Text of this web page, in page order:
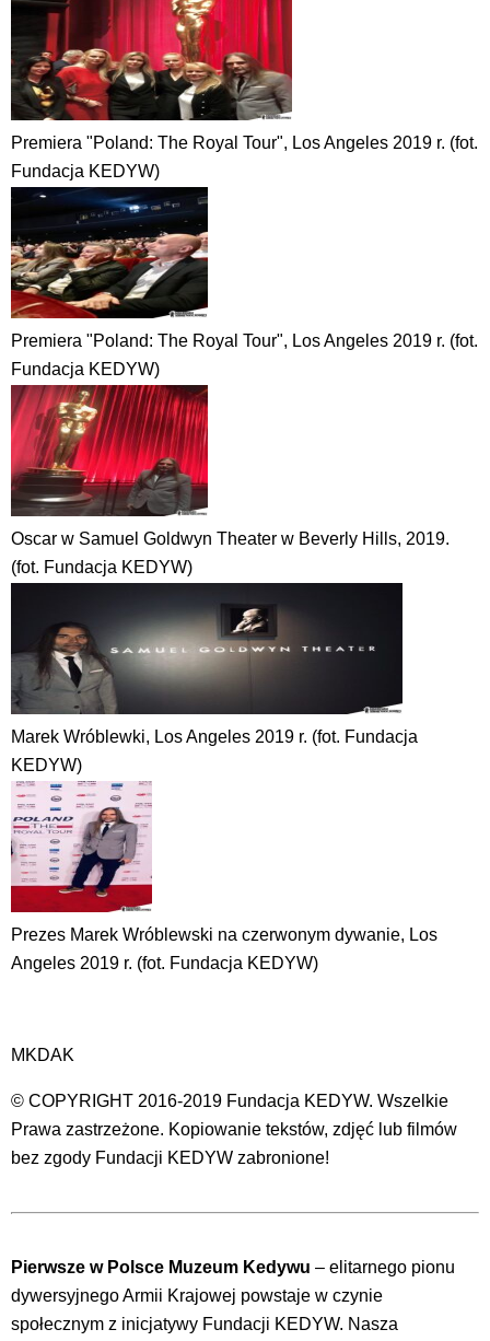
Premiera "Poland: The Royal Tour", Los Angeles 2019 r. (fot.
Fundacja KEDYW)
Premiera "Poland: The Royal Tour", Los Angeles 2019 r. (fot.
Fundacja KEDYW)
Oscar w Samuel Goldwyn Theater w Beverly Hills, 2019.
(fot. Fundacja KEDYW)
Marek Wróblewki, Los Angeles 2019 r. (fot. Fundacja
KEDYW)
Prezes Marek Wróblewski na czerwonym dywanie, Los
Angeles 2019 r. (fot. Fundacja KEDYW)
MKDAK
© COPYRIGHT 2016-2019 Fundacja KEDYW. Wszelkie
Prawa zastrzeżone. Kopiowanie tekstów, zdjęć lub filmów
bez zgody Fundacji KEDYW zabronione!
Pierwsze w Polsce Muzeum Kedywu – elitarnego pionu
dywersyjnego Armii Krajowej powstaje w czynie
społecznym z inicjatywy Fundacji KEDYW. Nasza